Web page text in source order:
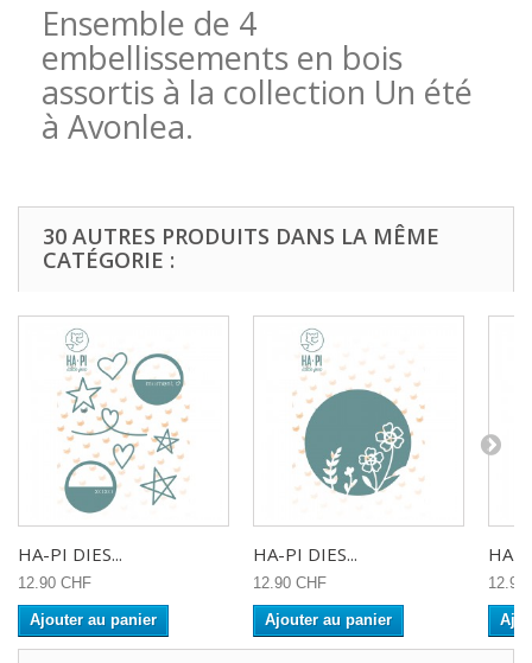
Ensemble de 4
embellissements en bois
assortis à la collection Un été
à Avonlea.
30 AUTRES PRODUITS DANS LA MÊME
CATÉGORIE :
HA-PI DIES...
12.90 CHF
Ajouter au panier
HA-PI DIES...
12.90 CHF
Ajouter au panier
HA-
12.90